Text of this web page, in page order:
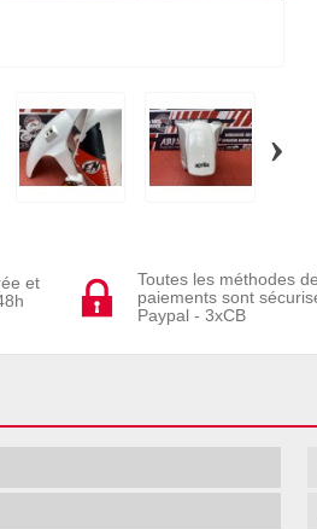
›
et
Toutes les méthodes de
paiements sont
Paypal - 3xCB